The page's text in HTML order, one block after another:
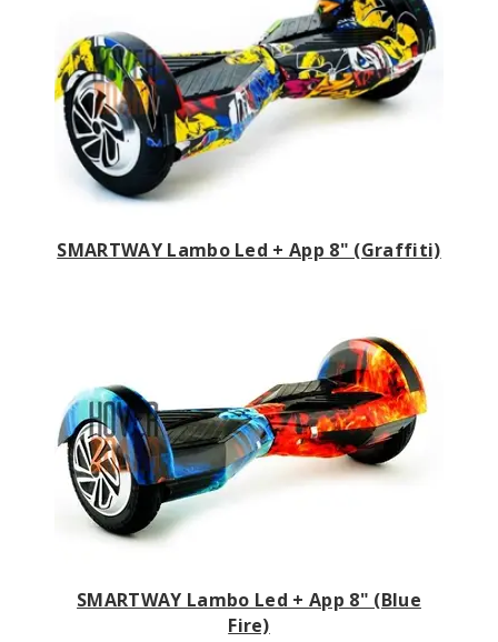
SMARTWAY Lambo Led + App 8" (Graffiti)
SMARTWAY Lambo Led + App 8" (Blue
Fire)